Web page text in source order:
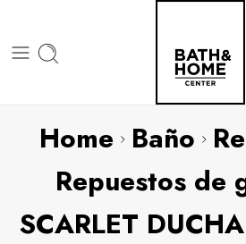
Home Baño
Repuestos de
SCARLET